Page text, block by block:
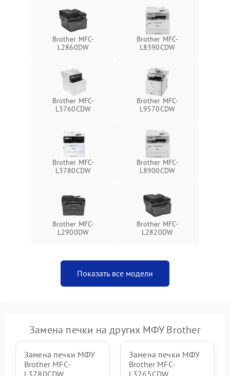
Brother MFC-
L2860DW
Brother MFC-
L8390CDW
Brother MFC-
L3760CDW
Brother MFC-
L9570CDW
Brother MFC-
L3780CDW
Brother MFC-
L8900CDW
Brother MFC-
L2900DW
Brother MFC-
L2820DW
Показать все модели
Замена печки на других МФУ Brother
Замена печки МФУ
Brother MFC-
L3780CDW
Замена печки МФУ
Brother MFC-
L3765CDW